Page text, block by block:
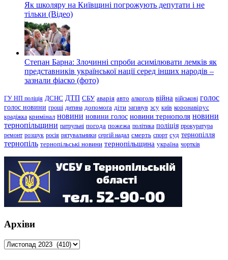
Як школяру на Київщині погрожують депутати і не
тільки (Відео)
Степан Барна: Злочинні спроби асимілювати лемків як
представників української нації серед інших народів –
зазнали фіаско (фото)
ГУ НП поліція ДСНС ДТП СБУ аварія авто алкоголь війна військові голос
голос новини гроші дитина допомога діти загинув зсу київ коронавірус
крадіжка кримінал новини новини голос новини тернополя новини
тернопільщини патрульні погода пожежа політика поліція прокуратура
ремонт розшук росія рятувальники сергій надал смерть спорт суд тернопілля
тернопіль тернопільські новини тернопільщина україна чортків
Архіви
Архіви